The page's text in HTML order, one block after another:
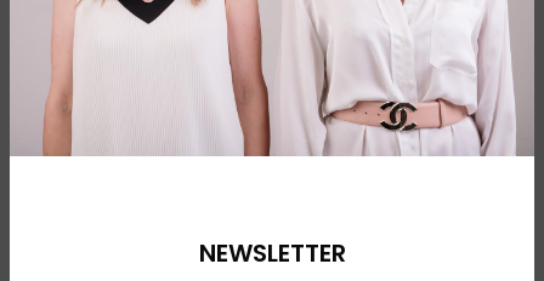
NEWSLETTER
Duboko zaljubljen u dizajn i neobuzdanu strast prema
naočarima, Emanuele Pugnale, vlasnik i kreativac kompanije,
prenosi mehaničku stručnost u svet naočara.
Inovativna upotreba tehnika i materijala osnova je za
savremeni i ekskluzivni luksuz. To dovodi do svetskog